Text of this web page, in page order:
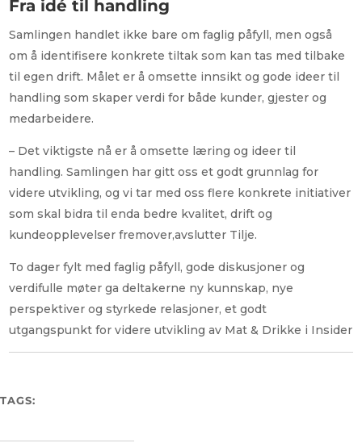
Fra idé til handling
Samlingen handlet ikke bare om faglig påfyll, men også
om å identifisere konkrete tiltak som kan tas med tilbake
til egen drift. Målet er å omsette innsikt og gode ideer til
handling som skaper verdi for både kunder, gjester og
medarbeidere.
– Det viktigste nå er å omsette læring og ideer til
handling. Samlingen har gitt oss et godt grunnlag for
videre utvikling, og vi tar med oss flere konkrete initiativer
som skal bidra til enda bedre kvalitet, drift og
kundeopplevelser fremover,avslutter Tilje.
To dager fylt med faglig påfyll, gode diskusjoner og
verdifulle møter ga deltakerne ny kunnskap, nye
perspektiver og styrkede relasjoner, et godt
utgangspunkt for videre utvikling av Mat & Drikke i Insider
TAGS: